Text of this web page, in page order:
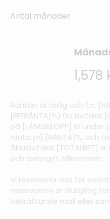
Antal månader
Räntan är rörlig och f.n.
[EFFRÄNTA]%) Du betalar
på [LÅNEBELOPP] kr
ränta på [RÄNTA]%, och
återbetalar [TOTALBET]
och aviavgift tillkommer.
Vi reserverar oss för
reservation är slutgiltig
bekräftande mail eller